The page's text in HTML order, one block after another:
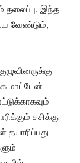
தலைப்பு. இந்த
வேண்டும்,
மாட்டேன்
சசிக்கு